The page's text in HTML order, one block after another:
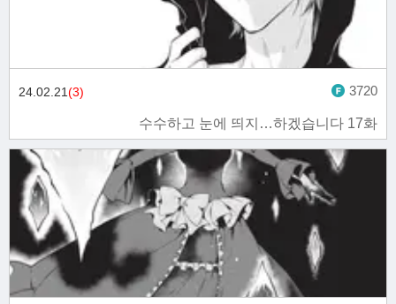
수수하고 눈에 띄지…하겠습니다 17화
24.02.21(3) 3720